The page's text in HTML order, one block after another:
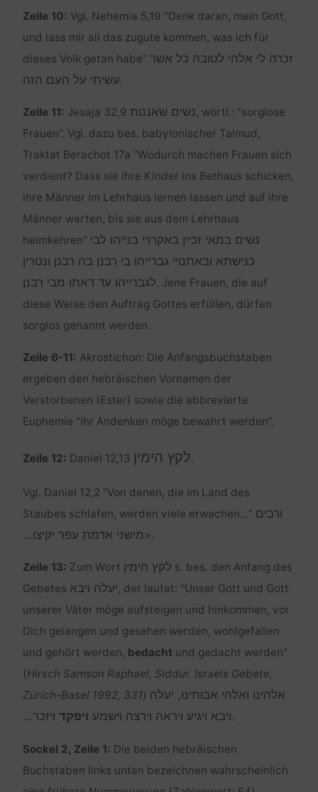
Zeile 10: Vgl. Nehemia 5,19 “Denk daran, mein Gott,
und lass mir all das zugute kommen, was ich für
dieses Volk getan habe” זכרה לי אלהי לטובה כל אשר
עשיתי על העם הזה.
Zeile 11: Jesaja 32,9 נשים שאננות , wörtl.: “sorglose
Frauen”. Vgl. dazu bes. babylonischer Talmud,
Traktat Berachot 17a “Wodurch machen Frauen sich
verdient? Dass sie ihre Kinder ins Bethaus schicken,
ihre Männer im Lehrhaus lernen lassen und auf ihre
Männer warten, bis sie aus dem Lehrhaus
heimkehren” נשים במאי זכיין באקרויי בנייהו לבי
כנישתא ובאתנויי גברייהו בי רבנן בה רבנן ונטרין
לגברייהו עד דאתו מבי רבנן. Jene Frauen, die auf
diese Weise den Auftrag Gottes erfüllen, dürfen
sorglos genannt werden.
Zeile 6-11: Akrostichon: Die Anfangsbuchstaben
ergeben den hebräischen Vornamen der
Verstorbenen (Ester) sowie die abbrevierte
Euphemie “ihr Andenken möge bewahrt werden”.
Zeile 12: Daniel 12,13 לקץ הימין.
Vgl. Daniel 12,2 “Von denen, die im Land des
Staubes schlafen, werden viele erwachen…” ורבים
מישני אדמת עפר יקיצו… >.
Zeile 13: Zum Wort לקץ הימין s. bes. den Anfang des
Gebetes יעלה ויבא, der lautet: “Unser Gott und Gott
unserer Väter möge aufsteigen und hinkommen, vor
Dich gelangen und gesehen werden, wohlgefallen
und gehört werden, bedacht und gedacht werden”
(Hirsch Samson Raphael, Siddur. Israels Gebete,
Zürich-Basel 1992, 331) אלהינו ואלהי אבותינו, יעלה
ויבא ויגיע ויראה וירצה וישמע ויפקד ויזכר… .
Sockel 2, Zeile 1: Die beiden hebräischen
Buchstaben links unten bezeichnen wahrscheinlich